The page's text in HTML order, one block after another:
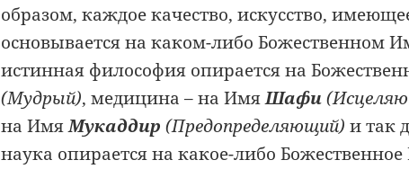
образом, каждое качество, искусство,
основывается на каком-либо Божественном
истинная философия опирается на
(Мудрый), медицина – на ИмяШафи
на ИмяМукаддир (Предопределяющий) и так
наука опирается на какое-либо